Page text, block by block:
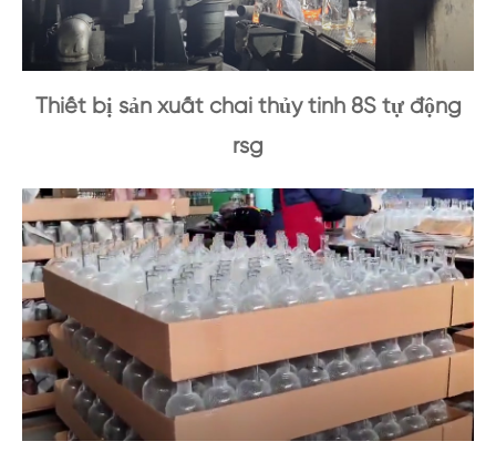
Thiết bị sản xuất chai thủy tinh 8S tự động
rsg